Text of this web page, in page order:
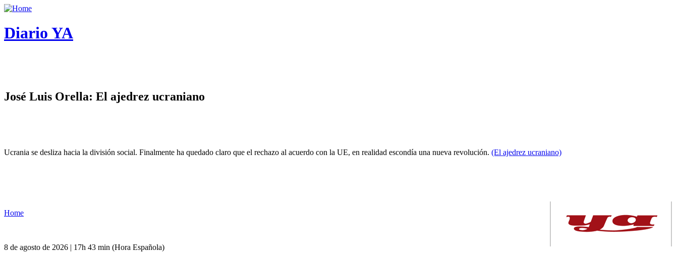
Diario YA
José Luis Orella: El ajedrez ucraniano
Ucrania se desliza hacia la división social. Finalmente ha quedado claro que el rechazo al acuerdo con la UE, en realidad escondía una nueva revolución. (El ajedrez ucraniano)
Home
8 de agosto de 2026 | 17h 43 min (Hora Española)